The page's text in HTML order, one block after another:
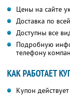
Цены на сайте
Доставка по
Доступны все
Подробную
телефону
КАК РАБОТАЕТ
Купон